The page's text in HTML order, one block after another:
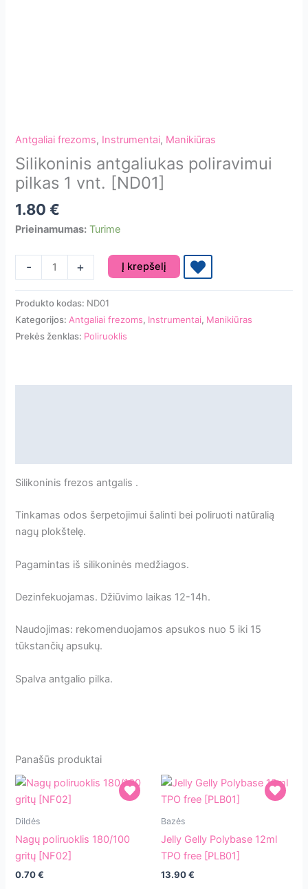
Antgaliai frezoms, Instrumentai, Manikiūras
Silikoninis antgaliukas poliravimui
pilkas 1 vnt. [ND01]
1.80€
Prieinamumas: Turime
-
produkto
kiekis:
poliravimui
+ Į krepšelį
Produkto kodas: ND01
Kategorijos:Antgaliai frezoms, Instrumentai, Manikiūras
Prekės ženklas: Poliruoklis
Silikoninis frezos antgalis .
Tinkamas odos šerpetojimui šalinti bei poliruoti natūralią
nagų plokštelę.
Pagamintas iš silikoninės medžiagos.
Dezinfekuojamas. Džiūvimo laikas 12-14h.
Naudojimas: rekomenduojamos apsukos nuo 5 iki 15
tūkstančių apsukų.
Spalva antgalio pilka.
Panašūs produktai
Nagų
180/100
gritų
[NF02]
Dildės
Nagų poliruoklis 180/100
gritų [NF02]
0.70€
Jelly
Polybase
TPO
Bazės
Jelly Gelly Polybase 12ml
TPO free [PLB01]
13.90€